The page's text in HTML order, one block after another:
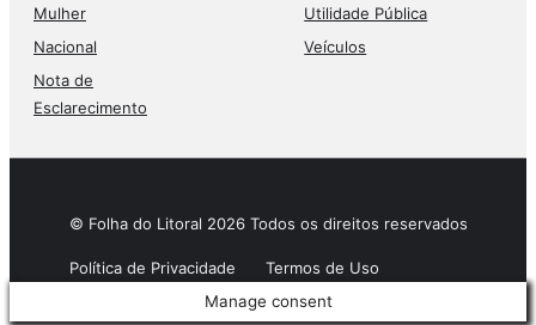
Mulher
Nacional
Nota de
Esclarecimento
Utilidade Pública
Veículos
© Folha do Litoral 2026 Todos os direitos reservados
Política de Privacidade
Termos de Uso
Manage consent